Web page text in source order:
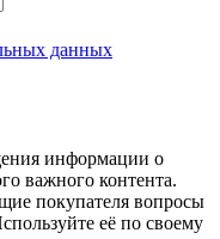
данных
информации о
важного контента.
покупателя вопросы
её по своему